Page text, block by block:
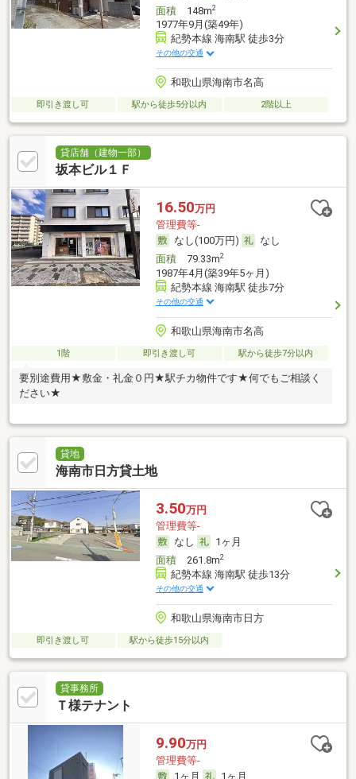
面積148m2
1977年9月(築49年)
紀勢本線 海南駅 徒歩3分
その他の交通
和歌山県海南市名高
即引き渡し可 駅から徒歩5分以内 2階以上
貸店舗（建物一部）
坂本ビル１Ｆ
16.50万円
管理費等-
なし(100万円)
なし
面積79.33m2
1987年4月(築39年5ヶ月)
紀勢本線 海南駅 徒歩7分
その他の交通
和歌山県海南市名高
1階 即引き渡し可 駅から徒歩7分以内
要別途費用★敷金・礼金０円★駅チカ物件です★何でもご相談く
ださい★
貸地
海南市日方貸土地
3.50万円
管理費等-
なし
1ヶ月
面積261.8m2
紀勢本線 海南駅 徒歩13分
その他の交通
和歌山県海南市日方
即引き渡し可 駅から徒歩15分以内
貸事務所
Ｔ様テナント
9.90万円
管理費等-
1ヶ月
1ヶ月